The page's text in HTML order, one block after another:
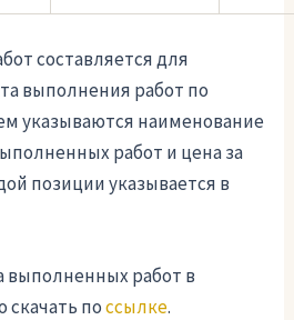
составляется для
выполнения работ по
указываются наименование
работ и цена за
позиции указывается в
выполненных работ в
скачать поссылке.